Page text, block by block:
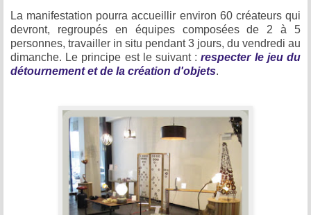
La manifestation pourra accueillir environ 60 créateurs qui
devront, regroupés en équipes composées de 2 à 5
personnes, travailler in situ pendant 3 jours, du vendredi au
dimanche. Le principe est le suivant :respecter le jeu du
détournement et de la création d'objets.